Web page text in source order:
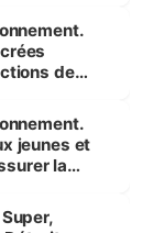
de
jeunes et
la